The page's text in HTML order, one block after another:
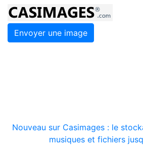
Envoyer une image
Nouveau sur Casimages : le
musiques et fichiers